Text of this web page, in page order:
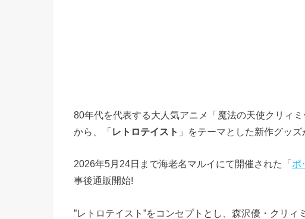
80年代を代表する大人気アニメ「魔法の天使クリィ
から、「レトロテイスト 」をテーマとした新作グッ
2026年5月24日まで海老名マルイにて開催された「ポ
事後通販開始!
”レトロテイスト”をコンセプトとし、森沢優・クリ